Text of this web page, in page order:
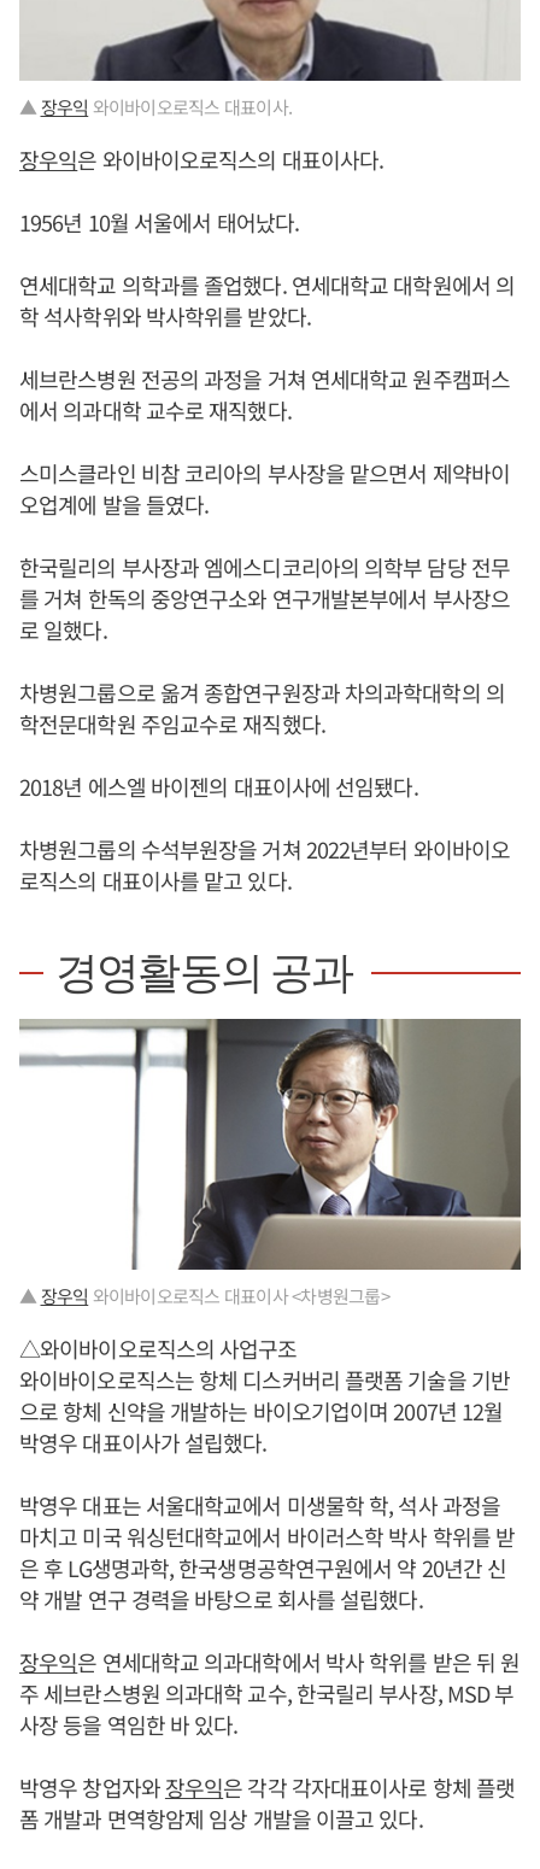
▲ 장우익 와이바이오로직스 대표이사.
장우익은 와이바이오로직스의 대표이사다.
1956년 10월 서울에서 태어났다.
연세대학교 의학과를 졸업했다. 연세대학교 대학원에서 의
학 석사학위와 박사학위를 받았다.
세브란스병원 전공의 과정을 거쳐 연세대학교 원주캠퍼스
에서 의과대학 교수로 재직했다.
스미스클라인 비참 코리아의 부사장을 맡으면서 제약바이
오업계에 발을 들였다.
한국릴리의 부사장과 엠에스디코리아의 의학부 담당 전무
를 거쳐 한독의 중앙연구소와 연구개발본부에서 부사장으
로 일했다.
차병원그룹으로 옮겨 종합연구원장과 차의과학대학의 의
학전문대학원 주임교수로 재직했다.
2018년 에스엘 바이젠의 대표이사에 선임됐다.
차병원그룹의 수석부원장을 거쳐 2022년부터 와이바이오
로직스의 대표이사를 맡고 있다.
경영활동의 공과
▲ 장우익 와이바이오로직스 대표이사 <차병원그룹>
△와이바이오로직스의 사업구조
와이바이오로직스는 항체 디스커버리 플랫폼 기술을 기반
으로 항체 신약을 개발하는 바이오기업이며 2007년 12월
박영우 대표이사가 설립했다.
박영우 대표는 서울대학교에서 미생물학 학, 석사 과정을
마치고 미국 워싱턴대학교에서 바이러스학 박사 학위를 받
은 후 LG생명과학, 한국생명공학연구원에서 약 20년간 신
약 개발 연구 경력을 바탕으로 회사를 설립했다.
장우익은 연세대학교 의과대학에서 박사 학위를 받은 뒤 원
주 세브란스병원 의과대학 교수, 한국릴리 부사장, MSD 부
사장 등을 역임한 바 있다.
박영우 창업자와장우익은 각각 각자대표이사로 항체 플랫
폼 개발과 면역항암제 임상 개발을 이끌고 있다.